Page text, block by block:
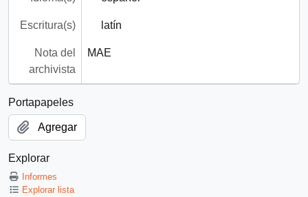
Escritura(s) latín
Nota del
archivista
MAE
Portapapeles
Agregar
Explorar
Informes
Explorar lista